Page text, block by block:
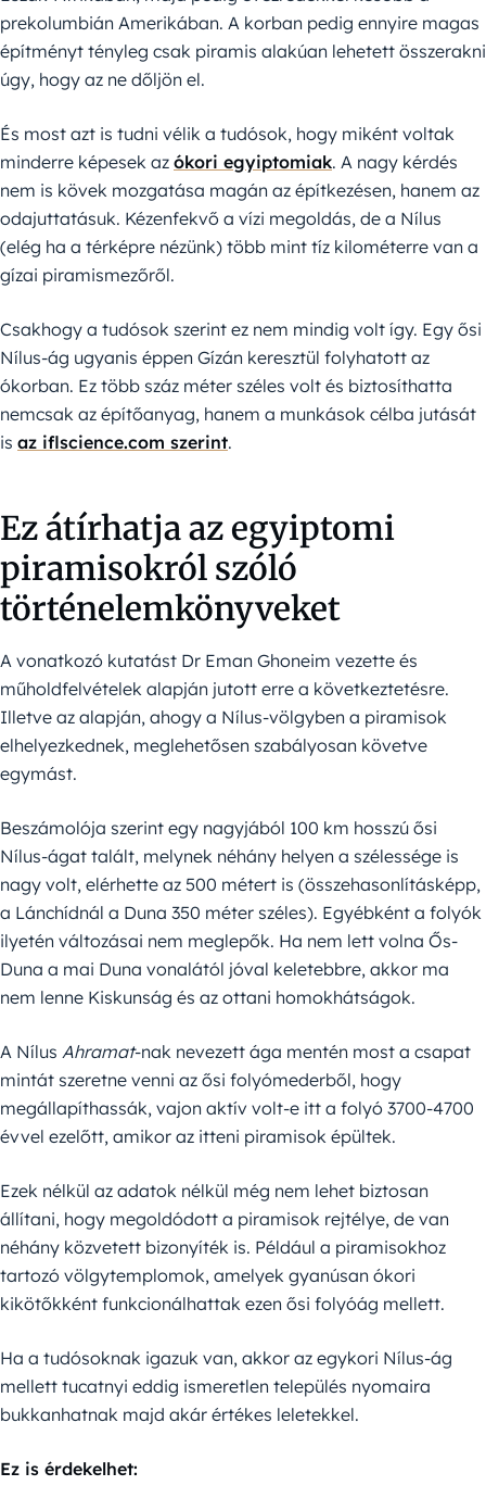
prekolumbián Amerikában. A korban pedig ennyire magas
építményt tényleg csak piramis alakúan lehetett összerakni
úgy, hogy az ne dőljön el.
És most azt is tudni vélik a tudósok, hogy miként voltak
minderre képesek az ókori egyiptomiak. A nagy kérdés
nem is kövek mozgatása magán az építkezésen, hanem az
odajuttatásuk. Kézenfekvő a vízi megoldás, de a Nílus
(elég ha a térképre nézünk) több mint tíz kilométerre van a
gízai piramismezőről.
Csakhogy a tudósok szerint ez nem mindig volt így. Egy ősi
Nílus-ág ugyanis éppen Gízán keresztül folyhatott az
ókorban. Ez több száz méter széles volt és biztosíthatta
nemcsak az építőanyag, hanem a munkások célba jutását
is az iflscience.com szerint.
Ez átírhatja az egyiptomi
piramisokról szóló
történelemkönyveket
A vonatkozó kutatást Dr Eman Ghoneim vezette és
műholdfelvételek alapján jutott erre a következtetésre.
Illetve az alapján, ahogy a Nílus-völgyben a piramisok
elhelyezkednek, meglehetősen szabályosan követve
egymást.
Beszámolója szerint egy nagyjából 100 km hosszú ősi
Nílus-ágat talált, melynek néhány helyen a szélessége is
nagy volt, elérhette az 500 métert is (összehasonlításképp,
a Lánchídnál a Duna 350 méter széles). Egyébként a folyók
ilyetén változásai nem meglepők. Ha nem lett volna Ős-
Duna a mai Duna vonalától jóval keletebbre, akkor ma
nem lenne Kiskunság és az ottani homokhátságok.
A Nílus Ahramat-nak nevezett ága mentén most a csapat
mintát szeretne venni az ősi folyómederből, hogy
megállapíthassák, vajon aktív volt-e itt a folyó 3700-4700
évvel ezelőtt, amikor az itteni piramisok épültek.
Ezek nélkül az adatok nélkül még nem lehet biztosan
állítani, hogy megoldódott a piramisok rejtélye, de van
néhány közvetett bizonyíték is. Például a piramisokhoz
tartozó völgytemplomok, amelyek gyanúsan ókori
kikötőkként funkcionálhattak ezen ősi folyóág mellett.
Ha a tudósoknak igazuk van, akkor az egykori Nílus-ág
mellett tucatnyi eddig ismeretlen település nyomaira
bukkanhatnak majd akár értékes leletekkel.
Ez is érdekelhet: